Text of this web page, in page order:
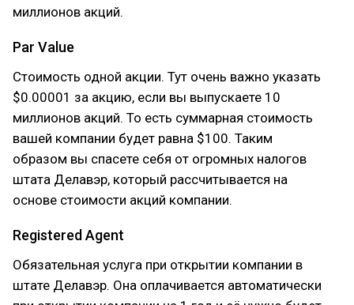
миллионов акций.
Par Value
Стоимость одной акции. Тут очень важно указать
$0.00001 за акцию, если вы выпускаете 10
миллионов акций. То есть суммарная стоимость
вашей компании будет равна $100. Таким
образом вы спасете себя от огромных налогов
штата Делавэр, который рассчитывается на
основе стоимости акций компании.
Registered Agent
Обязательная услуга при открытии компании в
штате Делавэр. Она оплачивается автоматически